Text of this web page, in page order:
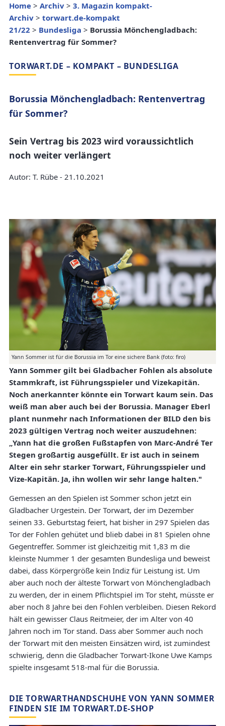
Home > Archiv > 3. Magazin kompakt-
Archiv > torwart.de-kompakt
21/22 > Bundesliga > Borussia Mönchengladbach:
Rentenvertrag für Sommer?
TORWART.DE – KOMPAKT – BUNDESLIGA
Borussia Mönchengladbach: Rentenvertrag
für Sommer?
Sein Vertrag bis 2023 wird voraussichtlich
noch weiter verlängert
Autor: T. Rübe - 21.10.2021
Yann Sommer ist für die Borussia im Tor eine sichere Bank (foto: firo)
Yann Sommer gilt bei Gladbacher Fohlen als absolute
Stammkraft, ist Führungsspieler und Vizekapitän.
Noch anerkannter könnte ein Torwart kaum sein. Das
weiß man aber auch bei der Borussia. Manager Eberl
plant nunmehr nach Informationen der BILD den bis
2023 gültigen Vertrag noch weiter auszudehnen:
„Yann hat die großen Fußstapfen von Marc-André Ter
Stegen großartig ausgefüllt. Er ist auch in seinem
Alter ein sehr starker Torwart, Führungsspieler und
Vize-Kapitän. Ja, ihn wollen wir sehr lange halten."
Gemessen an den Spielen ist Sommer schon jetzt ein
Gladbacher Urgestein. Der Torwart, der im Dezember
seinen 33. Geburtstag feiert, hat bisher in 297 Spielen das
Tor der Fohlen gehütet und blieb dabei in 81 Spielen ohne
Gegentreffer. Sommer ist gleichzeitig mit 1,83 m die
kleinste Nummer 1 der gesamten Bundesliga und beweist
dabei, dass Körpergröße kein Indiz für Leistung ist. Um
aber auch noch der älteste Torwart von Mönchengladbach
zu werden, der in einem Pflichtspiel im Tor steht, müsste er
aber noch 8 Jahre bei den Fohlen verbleiben. Diesen Rekord
hält ein gewisser Claus Reitmeier, der im Alter von 40
Jahren noch im Tor stand. Dass aber Sommer auch noch
der Torwart mit den meisten Einsätzen wird, ist zumindest
schwierig, denn die Gladbacher Torwart-Ikone Uwe Kamps
spielte insgesamt 518-mal für die Borussia.
DIE TORWARTHANDSCHUHE VON YANN SOMMER
FINDEN SIE IM TORWART.DE-SHOP